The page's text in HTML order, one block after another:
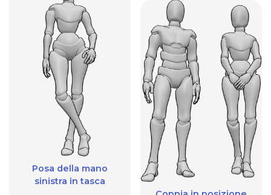
Posa della mano
sinistra in tasca